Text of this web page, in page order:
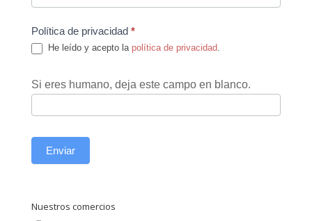
Política de privacidad *
He leído y acepto la política de privacidad.
Si eres humano, deja este campo en blanco.
Enviar
Nuestros comercios